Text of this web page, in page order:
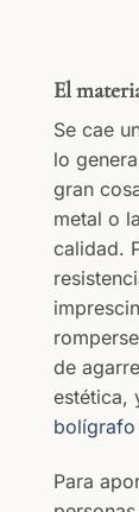
El
Se cae
lo
gran
metal o
calidad.
de
estética,
Para